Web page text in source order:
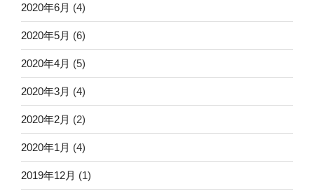
2020年6月 (4)
2020年5月 (6)
2020年4月 (5)
2020年3月 (4)
2020年2月 (2)
2020年1月 (4)
2019年12月 (1)